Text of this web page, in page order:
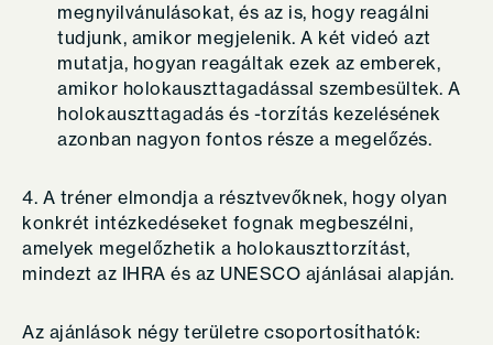
megnyilvánulásokat, és az is, hogy reagálni
tudjunk, amikor megjelenik. A két videó azt
mutatja, hogyan reagáltak ezek az emberek,
amikor holokauszttagadással szembesültek. A
holokauszttagadás és -torzítás kezelésének
azonban nagyon fontos része a megelőzés.
4. A tréner elmondja a résztvevőknek, hogy olyan
konkrét intézkedéseket fognak megbeszélni,
amelyek megelőzhetik a holokauszttorzítást,
mindezt az IHRA és az UNESCO ajánlásai alapján.
Az ajánlások négy területre csoportosíthatók: